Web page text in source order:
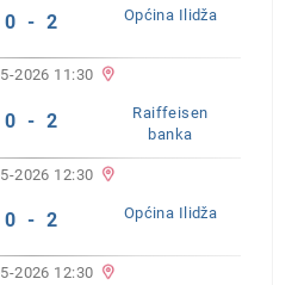
0 - 2 Općina Ilidža
2026 11:30
0 - 2
Raiffeisen
banka
2026 12:30
0 - 2 Općina Ilidža
2026 12:30